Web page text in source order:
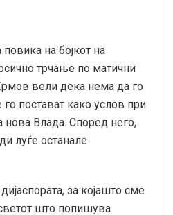
повика на бојкот на
трчање по матични
вели дека нема да го
го постават како услов при
Влада. Според него,
луѓе останале
за којашто сме
што попишува